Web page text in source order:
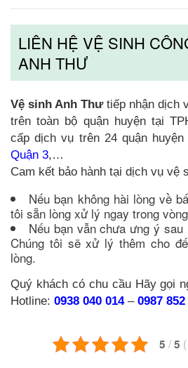
LIÊN HỆ VỆ SINH
ANH THƯ
Vệ sinh Anh Thưtiếp nhận dịch
trên toàn bộ quận huyện tại
cấp dịch vụ trên 24 quận huyện
Quận 3,…
Cam kết bảo hành tại dịch vụ vệ
Nếu bạn không hài lòng về
tôi sẵn lòng xử lý ngay trong
Nếu bạn vẫn chưa ưng ý
Chúng tôi sẽ xử lý thêm cho
lòng.
Quý khách có chu cầu Hãy gọi
Hotline: 0938 040 014– 0987 852
5 / 5 (